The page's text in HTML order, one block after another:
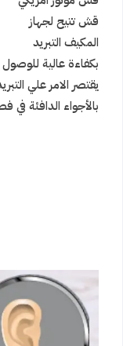
قش تتيح لجهاز
المكيف التبريد
بكفاءة عالية
يقتصر الامر علي
بالأجواء